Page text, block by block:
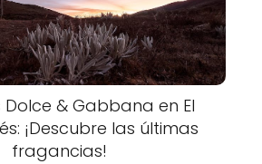
Dolce & Gabbana en El
¡Descubre las últimas
fragancias!